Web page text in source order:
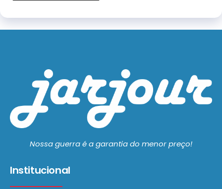
Nossa guerra é a garantia do menor preço!
Institucional